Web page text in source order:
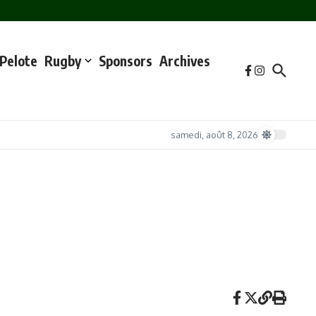
Pelote Rugby Sponsors Archives
samedi, août 8, 2026